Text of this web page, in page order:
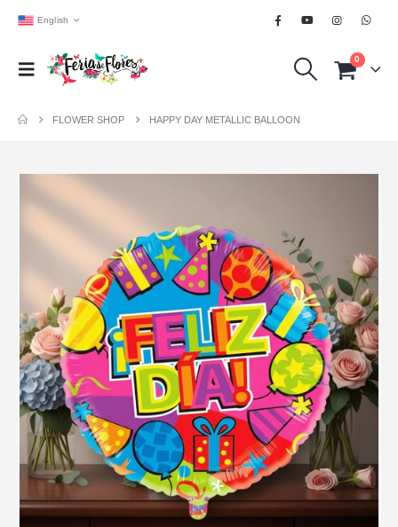
English
0
FLOWER SHOP HAPPY DAY METALLIC BALLOON